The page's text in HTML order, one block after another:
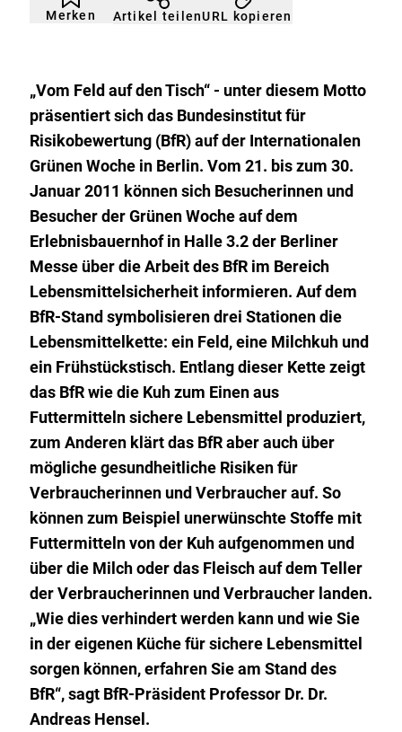
Merken
nicht
gemerkt
Klicken
der
Artikel teilenURL kopieren
„Vom Feld auf den Tisch“ - unter diesem Motto
präsentiert sich das Bundesinstitut für
Risikobewertung (BfR) auf der Internationalen
Grünen Woche in Berlin. Vom 21. bis zum 30.
Januar 2011 können sich Besucherinnen und
Besucher der Grünen Woche auf dem
Erlebnisbauernhof in Halle 3.2 der Berliner
Messe über die Arbeit des BfR im Bereich
Lebensmittelsicherheit informieren. Auf dem
BfR-Stand symbolisieren drei Stationen die
Lebensmittelkette: ein Feld, eine Milchkuh und
ein Frühstückstisch. Entlang dieser Kette zeigt
das BfR wie die Kuh zum Einen aus
Futtermitteln sichere Lebensmittel produziert,
zum Anderen klärt das BfR aber auch über
mögliche gesundheitliche Risiken für
Verbraucherinnen und Verbraucher auf. So
können zum Beispiel unerwünschte Stoffe mit
Futtermitteln von der Kuh aufgenommen und
über die Milch oder das Fleisch auf dem Teller
der Verbraucherinnen und Verbraucher landen.
„Wie dies verhindert werden kann und wie Sie
in der eigenen Küche für sichere Lebensmittel
sorgen können, erfahren Sie am Stand des
BfR“, sagt BfR-Präsident Professor Dr. Dr.
Andreas Hensel.